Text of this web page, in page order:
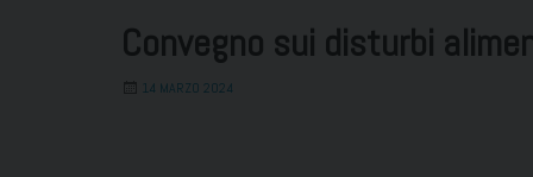
Convegno sui disturbi
14 MARZO 2024